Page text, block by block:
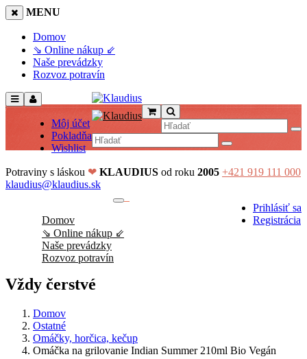
MENU
Domov
⇘ Online nákup ⇙
Naše prevádzky
Rozvoz potravín
Môj účet
Pokladňa
Wishlist
Potraviny s láskou ❤ KLAUDIUS od roku 2005 +421 919 111 000
klaudius@klaudius.sk
Prihlásiť sa
Registrácia
Domov
⇘ Online nákup ⇙
Naše prevádzky
Rozvoz potravín
Vždy čerstvé
Domov
Ostatné
Omáčky, horčica, kečup
Omáčka na grilovanie Indian Summer 210ml Bio Vegán